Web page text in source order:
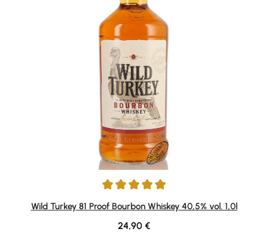
Durchschnittliche Bewertung von 5 von 5 Sternen
Wild Turkey 81 Proof Bourbon Whiskey 40,5% vol. 1,0l
Regulärer Preis:
24,90 €